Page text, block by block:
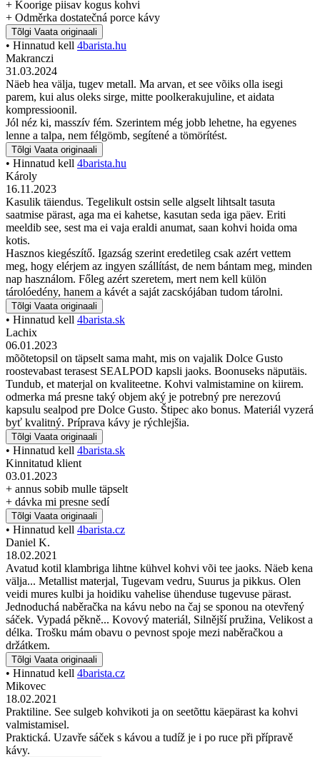
+ Koorige piisav kogus kohvi
+ Odměrka dostatečná porce kávy
Tõlgi Vaata originaali
• Hinnatud kell 4barista.hu
Makranczi
31.03.2024
Näeb hea välja, tugev metall. Ma arvan, et see võiks olla isegi
parem, kui alus oleks sirge, mitte poolkerakujuline, et aidata
kompressioonil.
Jól néz ki, masszív fém. Szerintem még jobb lehetne, ha egyenes
lenne a talpa, nem félgömb, segítené a tömörítést.
Tõlgi Vaata originaali
• Hinnatud kell 4barista.hu
Károly
16.11.2023
Kasulik täiendus. Tegelikult ostsin selle algselt lihtsalt tasuta
saatmise pärast, aga ma ei kahetse, kasutan seda iga päev. Eriti
meeldib see, sest ma ei vaja eraldi anumat, saan kohvi hoida oma
kotis.
Hasznos kiegészítő. Igazság szerint eredetileg csak azért vettem
meg, hogy elérjem az ingyen szállítást, de nem bántam meg, minden
nap használom. Főleg azért szeretem, mert nem kell külön
tárolóedény, hanem a kávét a saját zacskójában tudom tárolni.
Tõlgi Vaata originaali
• Hinnatud kell 4barista.sk
Lachix
06.01.2023
mõõtetopsil on täpselt sama maht, mis on vajalik Dolce Gusto
roostevabast terasest SEALPOD kapsli jaoks. Boonuseks näputäis.
Tundub, et materjal on kvaliteetne. Kohvi valmistamine on kiirem.
odmerka má presne taký objem aký je potrebný pre nerezovú
kapsulu sealpod pre Dolce Gusto. Štipec ako bonus. Materiál vyzerá
byť kvalitný. Príprava kávy je rýchlejšia.
Tõlgi Vaata originaali
• Hinnatud kell 4barista.sk
Kinnitatud klient
03.01.2023
+ annus sobib mulle täpselt
+ dávka mi presne sedí
Tõlgi Vaata originaali
• Hinnatud kell 4barista.cz
Daniel K.
18.02.2021
Avatud kotil klambriga lihtne kühvel kohvi või tee jaoks. Näeb kena
välja... Metallist materjal, Tugevam vedru, Suurus ja pikkus. Olen
veidi mures kulbi ja hoidiku vahelise ühenduse tugevuse pärast.
Jednoduchá naběračka na kávu nebo na čaj se sponou na otevřený
sáček. Vypadá pěkně... Kovový materiál, Silnější pružina, Velikost a
délka. Trošku mám obavu o pevnost spoje mezi naběračkou a
držátkem.
Tõlgi Vaata originaali
• Hinnatud kell 4barista.cz
Mikovec
18.02.2021
Praktiline. See sulgeb kohvikoti ja on seetõttu käepärast ka kohvi
valmistamisel.
Praktická. Uzavře sáček s kávou a tudíž je i po ruce při přípravě
kávy.